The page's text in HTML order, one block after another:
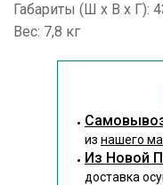
Габариты (Ш х В х Г):
Вес: 7,8 кг
из нашего
Из Новой
доставка